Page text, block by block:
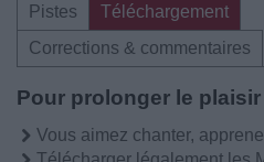
Pistes
Téléchargement
Corrections & commentaires
Pour prolonger le
Vous aimez chanter,